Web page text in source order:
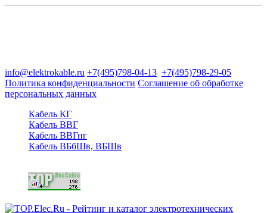
info@elektrokable.ru +7(495)798-04-13 +7(495)798-29-05
Политика конфиденциальности Соглашение об обработке
персональных данных
Кабель КГ
Кабель ВВГ
Кабель ВВГнг
Кабель ВБбШв, ВБШв